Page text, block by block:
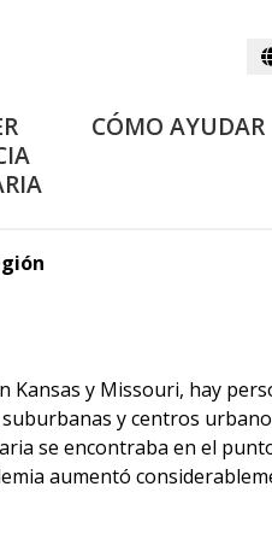
CÓMO AYUDAR
Kansas y Missouri, hay
y centros
se encontraba en el
aumentó